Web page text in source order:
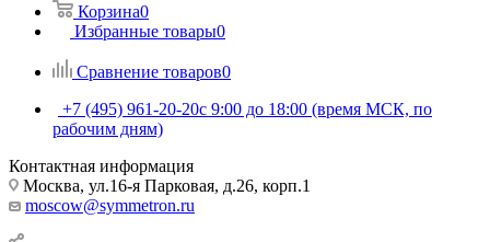
Корзина0
Избранные товары0
Сравнение товаров0
+7 (495) 961-20-20с 9:00 до 18:00 (время МСК, по
рабочим дням)
Контактная информация
Москва, ул.16-я Парковая, д.26, корп.1
moscow@symmetron.ru